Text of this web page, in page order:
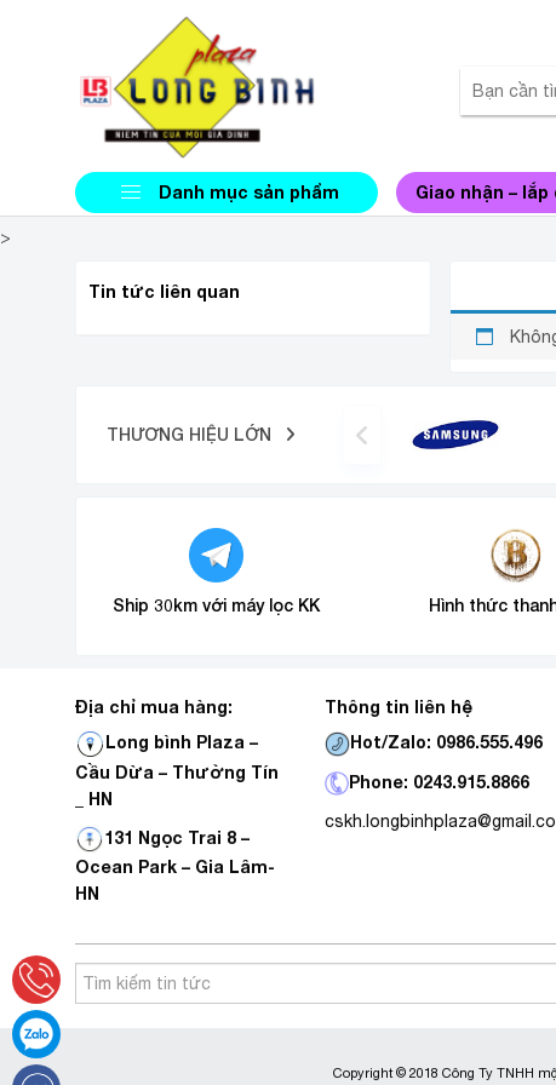
Danh mục sản phẩm Giao nhận – lắp
>
Tin tức liên quan
THƯƠNG HIỆU LỚN
Ship 30km với máy lọc KK Hình thức
Địa chỉ mua hàng:
Long bình Plaza –
Cầu Dừa – Thường Tín
_ HN
131 Ngọc Trai 8 –
Ocean Park – Gia Lâm-
HN
Thông tin liên hệ
Hot/Zalo: 0986.555.496
Phone: 0243.915.8866
Copyright © 2018 Công Ty TNHH